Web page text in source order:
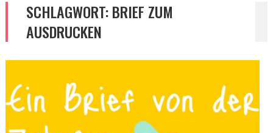
SCHLAGWORT:BRIEF ZUM
AUSDRUCKEN